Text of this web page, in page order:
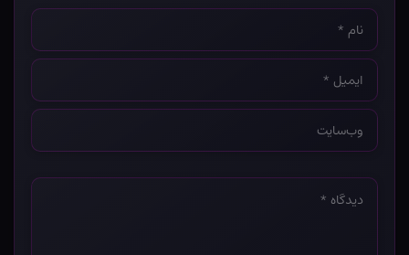
نام
*
ایمیل
*
وب‌سایت
*
دیدگاه